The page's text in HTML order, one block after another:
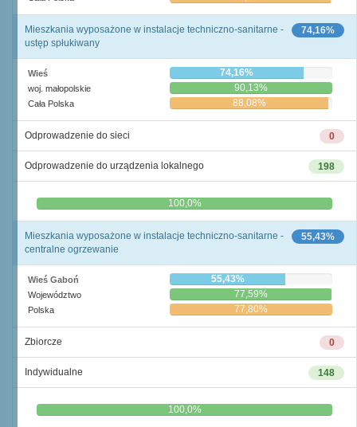
74,16%
Mieszkania wyposażone w instalacje techniczno-sanitarne -
ustęp spłukiwany
Wieś 74,16%
woj. małopolskie 90,13%
Cała Polska 88,08%
0
Odprowadzenie do sieci
198
Odprowadzenie do urządzenia lokalnego
0,0% 100,0%
55,43%
Mieszkania wyposażone w instalacje techniczno-sanitarne -
centralne ogrzewanie
Wieś Gaboń 55,43%
Województwo 77,59%
Polska 77,80%
0
Zbiorcze
148
Indywidualne
0,0% 100,0%